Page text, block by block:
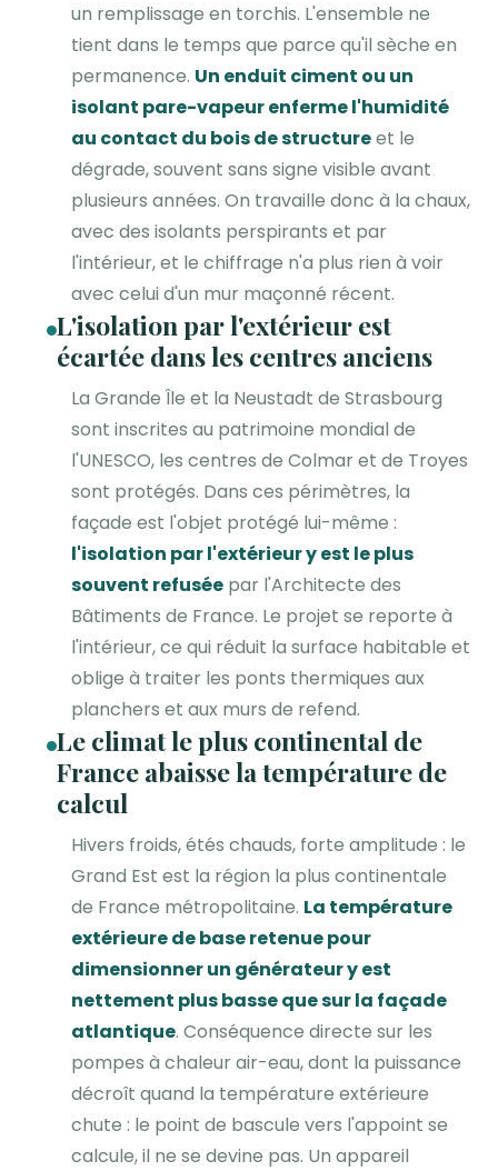
un remplissage en torchis. L'ensemble ne
tient dans le temps que parce qu'il sèche en
permanence. Un enduit ciment ou un
isolant pare-vapeur enferme l'humidité
au contact du bois de structureet le
dégrade, souvent sans signe visible avant
plusieurs années. On travaille donc à la chaux,
avec des isolants perspirants et par
l'intérieur, et le chiffrage n'a plus rien à voir
avec celui d'un mur maçonné récent.
L'isolation par l'extérieur est
écartée dans les centres anciens
La Grande Île et la Neustadt de Strasbourg
sont inscrites au patrimoine mondial de
l'UNESCO, les centres de Colmar et de Troyes
sont protégés. Dans ces périmètres, la
façade est l'objet protégé lui-même :
l'isolation par l'extérieur y est le plus
souvent refusée par l'Architecte des
Bâtiments de France. Le projet se reporte à
l'intérieur, ce qui réduit la surface habitable et
oblige à traiter les ponts thermiques aux
planchers et aux murs de refend.
Le climat le plus continental de
France abaisse la température de
calcul
Hivers froids, étés chauds, forte amplitude : le
Grand Est est la région la plus continentale
de France métropolitaine. La température
extérieure de base retenue pour
dimensionner un générateur y est
nettement plus basse que sur la façade
atlantique. Conséquence directe sur les
pompes à chaleur air-eau, dont la puissance
décroît quand la température extérieure
chute : le point de bascule vers l'appoint se
calcule, il ne se devine pas. Un appareil